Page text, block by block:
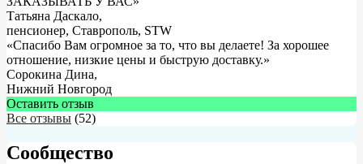
Татьяна Даскало,
пенсионер, Ставрополь, STW
«Спасибо Вам огромное за то, что вы делаете! За хорошее
отношение, низкие цены и быструю доставку.»
Сорокина Дина,
Нижний Новгород
Оставить отзыв
Все отзывы (52)
Сообщество